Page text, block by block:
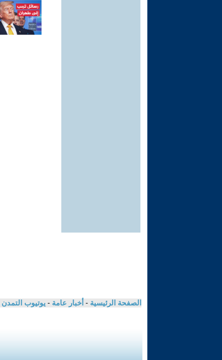
الصفحة الرئيسية - أخبار عامة - يوتيوب التمدن